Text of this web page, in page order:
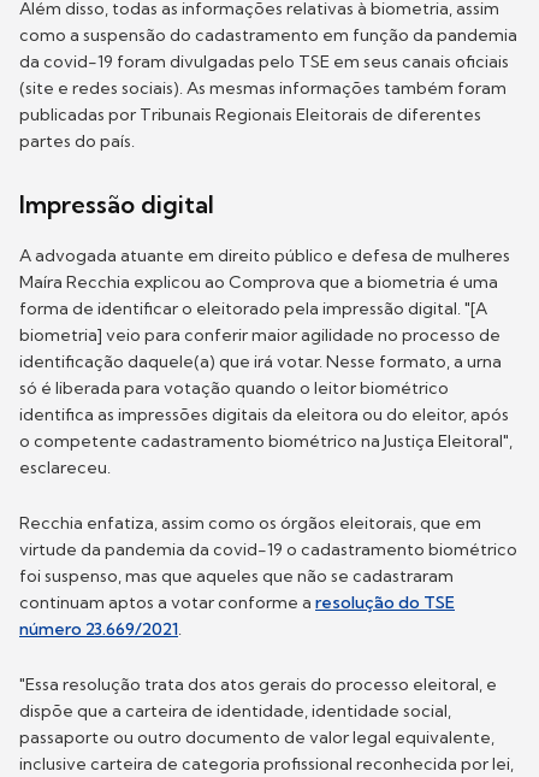
Além disso, todas as informações relativas à biometria, assim
como a suspensão do cadastramento em função da pandemia
da covid-19 foram divulgadas pelo TSE em seus canais oficiais
(site e redes sociais). As mesmas informações também foram
publicadas por Tribunais Regionais Eleitorais de diferentes
partes do país.
Impressão digital
A advogada atuante em direito público e defesa de mulheres
Maíra Recchia explicou ao Comprova que a biometria é uma
forma de identificar o eleitorado pela impressão digital. "[A
biometria] veio para conferir maior agilidade no processo de
identificação daquele(a) que irá votar. Nesse formato, a urna
só é liberada para votação quando o leitor biométrico
identifica as impressões digitais da eleitora ou do eleitor, após
o competente cadastramento biométrico na Justiça Eleitoral",
esclareceu.
Recchia enfatiza, assim como os órgãos eleitorais, que em
virtude da pandemia da covid-19 o cadastramento biométrico
foi suspenso, mas que aqueles que não se cadastraram
continuam aptos a votar conforme a resolução do TSE
número 23.669/2021.
"Essa resolução trata dos atos gerais do processo eleitoral, e
dispõe que a carteira de identidade, identidade social,
passaporte ou outro documento de valor legal equivalente,
inclusive carteira de categoria profissional reconhecida por lei,